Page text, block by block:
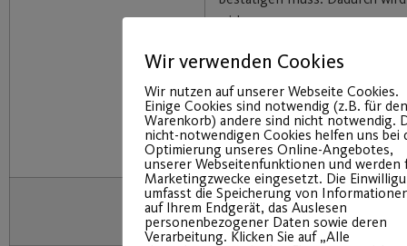
wirksam.
gelesen und akzeptiere diese
“jetzt kostenpflichtig
Einverständnis zur
persönlichen Daten für rein
organisatorische Zwecke.
Wir verwenden Cookies
Wir nutzen auf unserer Webseite Cookies.
Einige Cookies sind notwendig (z.B. für den
Warenkorb) andere sind nicht notwendig.
nicht-notwendigen Cookies helfen uns bei
Optimierung unseres Online-Angebotes,
unserer Webseitenfunktionen und werden
Marketingzwecke eingesetzt. Die
umfasst die Speicherung von
auf Ihrem Endgerät, das Auslesen
personenbezogener Daten sowie deren
Verarbeitung. Klicken Sie auf „Alle